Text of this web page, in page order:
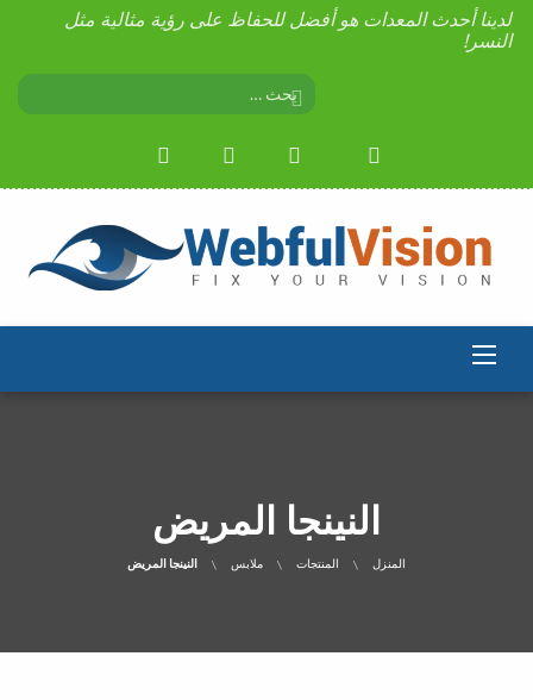
لدينا أحدث المعدات هو أفضل للحفاظ على رؤية مثالية مثل
النسر!
النينجا المريض
المنزل المنتجات ملابس النينجا المريض